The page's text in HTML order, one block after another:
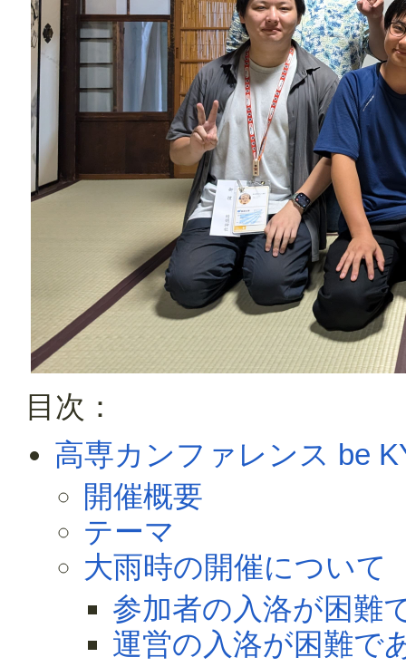
目次：
高専カンファレンス be
開催概要
テーマ
大雨時の開催について
参加者の入洛が困難
運営の入洛が困難で